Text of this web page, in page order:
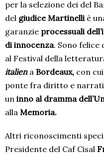
per la selezione dei del
del giudice Martinelliè
garanzie processuali
di innocenza. Sono felice
al Festival della
italien a Bordeaux, con
ponte fra diritto e
un inno al dramma
alla Memoria.
Altri riconoscimenti
Presidente del Caf Cisal